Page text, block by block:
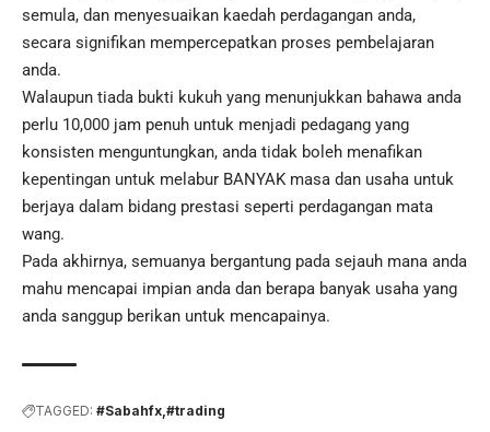
semula, dan menyesuaikan kaedah perdagangan anda,
secara signifikan mempercepatkan proses pembelajaran
anda.
Walaupun tiada bukti kukuh yang menunjukkan bahawa anda
perlu 10,000 jam penuh untuk menjadi pedagang yang
konsisten menguntungkan, anda tidak boleh menafikan
kepentingan untuk melabur BANYAK masa dan usaha untuk
berjaya dalam bidang prestasi seperti perdagangan mata
wang.
Pada akhirnya, semuanya bergantung pada sejauh mana anda
mahu mencapai impian anda dan berapa banyak usaha yang
anda sanggup berikan untuk mencapainya.
TAGGED: #Sabahfx #trading